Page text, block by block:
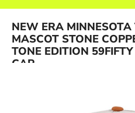
NEW ERA
MASCOT STONE
TONE EDITION
CAP
Bildergalerie überspringen